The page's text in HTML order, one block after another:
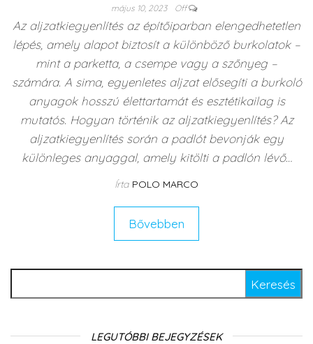
május 10, 2023 Off
Az aljzatkiegyenlítés az építőiparban elengedhetetlen
lépés, amely alapot biztosít a különböző burkolatok –
mint a parketta, a csempe vagy a szőnyeg –
számára. A sima, egyenletes aljzat elősegíti a burkoló
anyagok hosszú élettartamát és esztétikailag is
mutatós. Hogyan történik az aljzatkiegyenlítés? Az
aljzatkiegyenlítés során a padlót bevonják egy
különleges anyaggal, amely kitölti a padlón lévő…
Írta POLO MARCO
Bővebben
LEGUTÓBBI BEJEGYZÉSEK